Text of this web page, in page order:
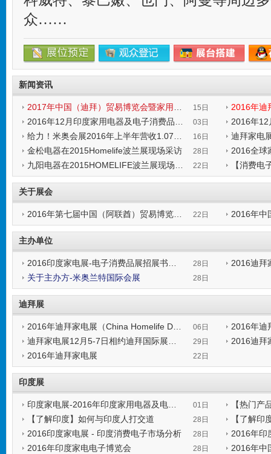
众……
新闻资讯
15日
发表时间:2017-02-15 14:35:17 发表时间
03日
发表时间:2016-11-03 20:07:33
2016年12
发表时间
16日
发表时间:2016-10-16 12:53:46
迪拜家电
发表时间
金松电器在2015Homelife波兰展现场采访 28日
发表时间:2016-09-28 21:52:20
2016全球
发表时
22日
关于展会
22日
主办单位
28日
发表时间:2016-09-28 22:27:48
关于主办方-米奥兰特国际会展 28日
迪拜展
06日
发表时间:2016-11-06 17:16:43
2016年迪
发表时间
29日
发表时间:2016-09-29 23:11:24
2016迪拜
2016年迪拜家电展 22日
印度展
01日
发表时间:2016-10-01 01:50:54
【热门产
发表时
【了解印度】如何与印度人打交道 28日
发表时间:2016-09-28 23:55:09
【了解印
发表时间
2016印度家电展 - 印度消费电子市场分析 28日
发表时间:2016-09-28 20:21:16
2016年印
发表时间
2016年印度家电电子博览会 28日